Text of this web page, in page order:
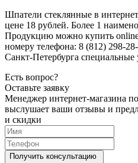
Шпатели стеклянные в
цене 18 рублей. Более 1
Продукцию можно купить
номеру телефона: 8 (812) 298-
Санкт-Петербурга специальные
Есть вопрос?
Оставьте заявку
Менеджер интернет-магазина
выслушает ваши отзывы и
и скидки
Получить консультацию